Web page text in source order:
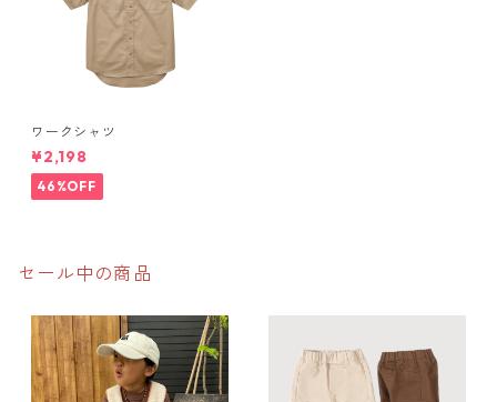
ワークシャツ
¥2,198
46%OFF
セール中の商品